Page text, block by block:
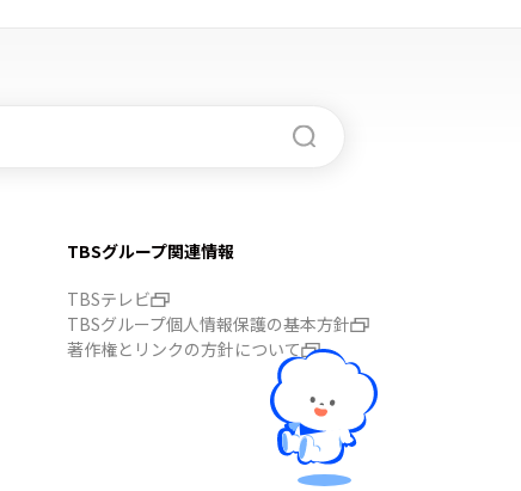
TBSグループ関連情報
TBSテレビ
TBSグループ個人情報保護の基本方針
著作権とリンクの方針について